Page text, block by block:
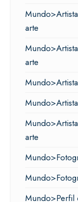
arte
arte
arte
Mundo>Perfil